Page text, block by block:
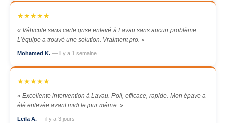
★★★★★
« Véhicule sans carte grise enlevé à Lavau sans aucun problème.
L’équipe a trouvé une solution. Vraiment pro. »
Mohamed K. — il y a 1 semaine
★★★★★
« Excellente intervention à Lavau. Poli, efficace, rapide. Mon épave a
été enlevée avant midi le jour même. »
Leila A. — il y a 3 jours